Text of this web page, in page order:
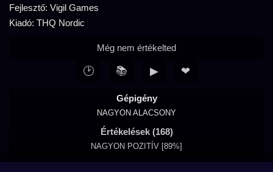
Fejlesztő: Vigil Games
Kiadó: THQ Nordic
Gépigény
NAGYON ALACSONY
Értékelések (168)
NAGYON POZITÍV [89%]
Még nem értékelted
🕑 📚 ▶ ❤